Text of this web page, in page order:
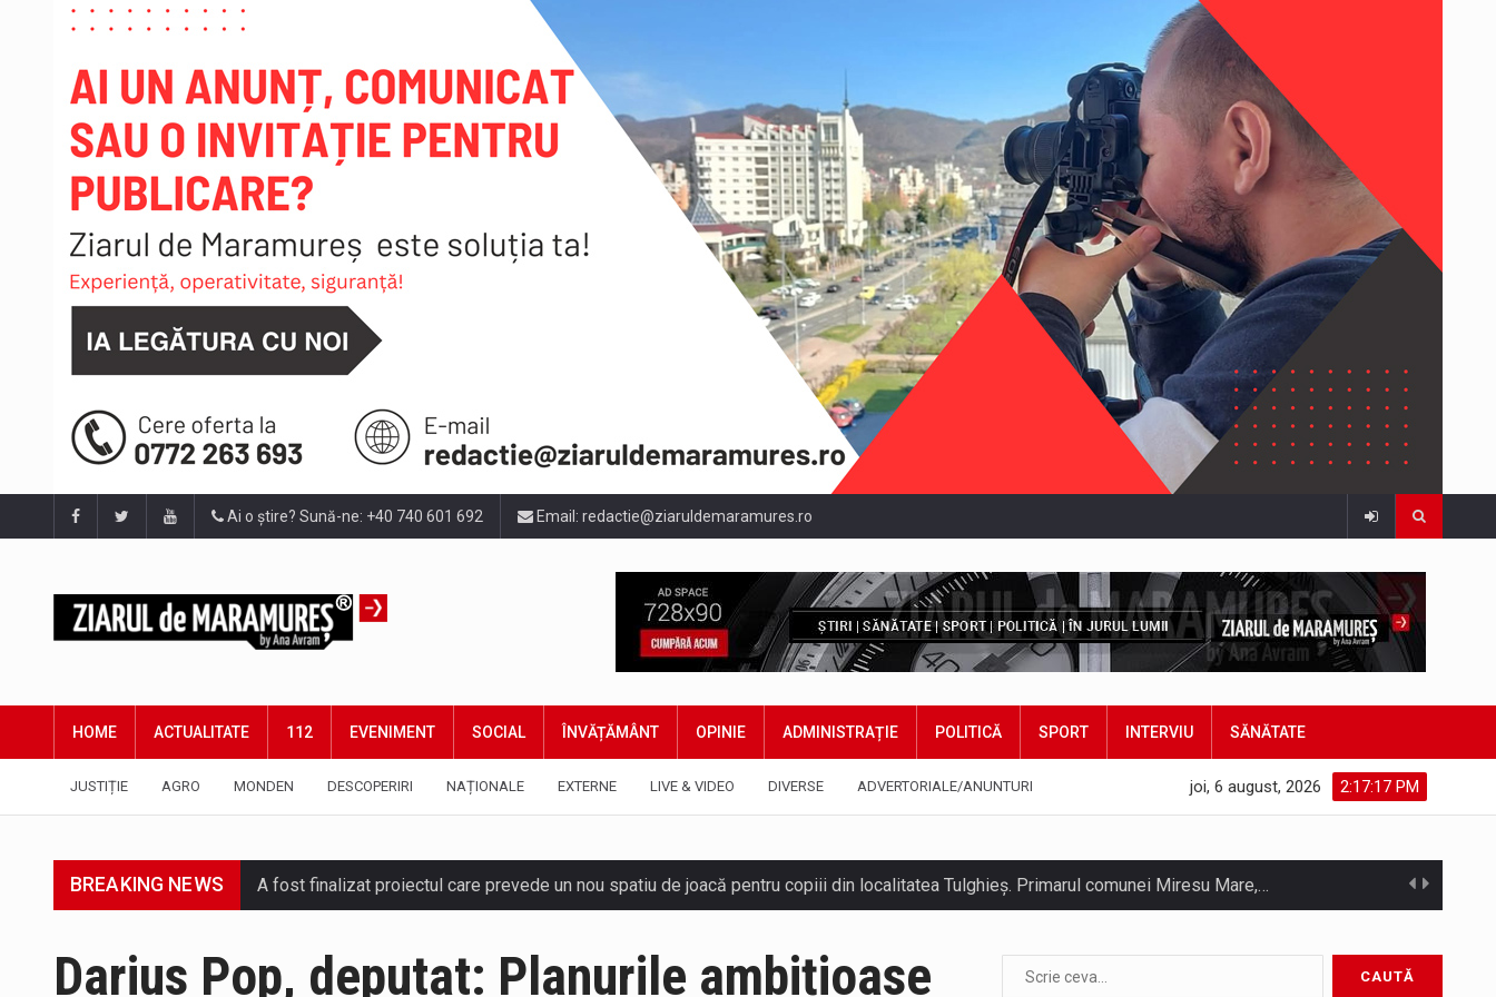
Ai o știre? Sună-ne: +40 740 601 692 Email: redactie@ziaruldemaramures.ro
HOME ACTUALITATE 112 EVENIMENT SOCIAL ÎNVĂȚĂMÂNT OPINIE ADMINISTRAȚIE POLITICĂ SPORT INTERVIU SĂNĂTATE
JUSTIȚIE AGRO MONDEN DESCOPERIRI NAȚIONALE EXTERNE LIVE & VIDEO DIVERSE ADVERTORIALE/ANUNTURI 2:17:20 PM
joi, 6 august, 2026
BREAKING NEWS
Deputatul AUR de Maramureș, Daniel Ciornei, critică modul în care Parlamentul este chemat să ratifice acordul de împrumut în valoare…
Camera Deputaților a adoptat miercuri, 5 august, proiectul de lege care modifică ordonanța privind decarbonizarea sectorului energetic. Proiectul prevede că…
Darius Pop, deputat: Planurile ambițioase